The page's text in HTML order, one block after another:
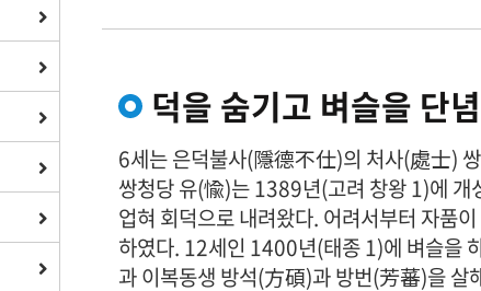
· 장학사업
· 은진송씨 종보
· 동영상자료실
덕을 숨기고 벼슬을 단
6세는 은덕불사(隱德不仕)의 처사(處士)
쌍청당 유(愉)는 1389년(고려 창왕 1)에
업혀 회덕으로 내려왔다. 어려서부터 자품
하였다. 12세인 1400년(태종 1)에 벼슬을
과 이복동생 방석(方碩)과 방번(芳蕃)을 살